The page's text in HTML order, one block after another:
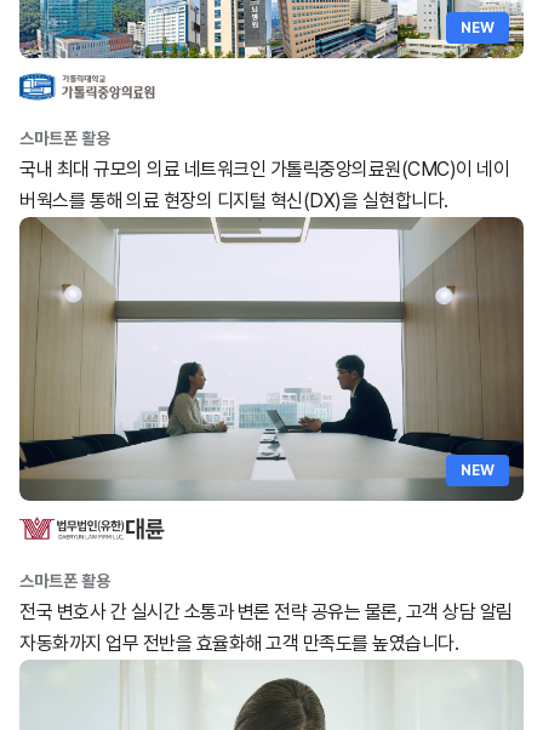
NEW
스마트폰 활용
국내 최대 규모의 의료 네트워크인 가톨릭중앙의료원(CMC)이 네이
버웍스를 통해 의료 현장의 디지털 혁신(DX)을 실현합니다.
NEW
스마트폰 활용
전국 변호사 간 실시간 소통과 변론 전략 공유는 물론, 고객 상담 알림
자동화까지 업무 전반을 효율화해 고객 만족도를 높였습니다.